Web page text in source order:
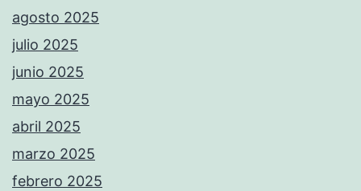
agosto 2025
julio 2025
junio 2025
mayo 2025
abril 2025
marzo 2025
febrero 2025